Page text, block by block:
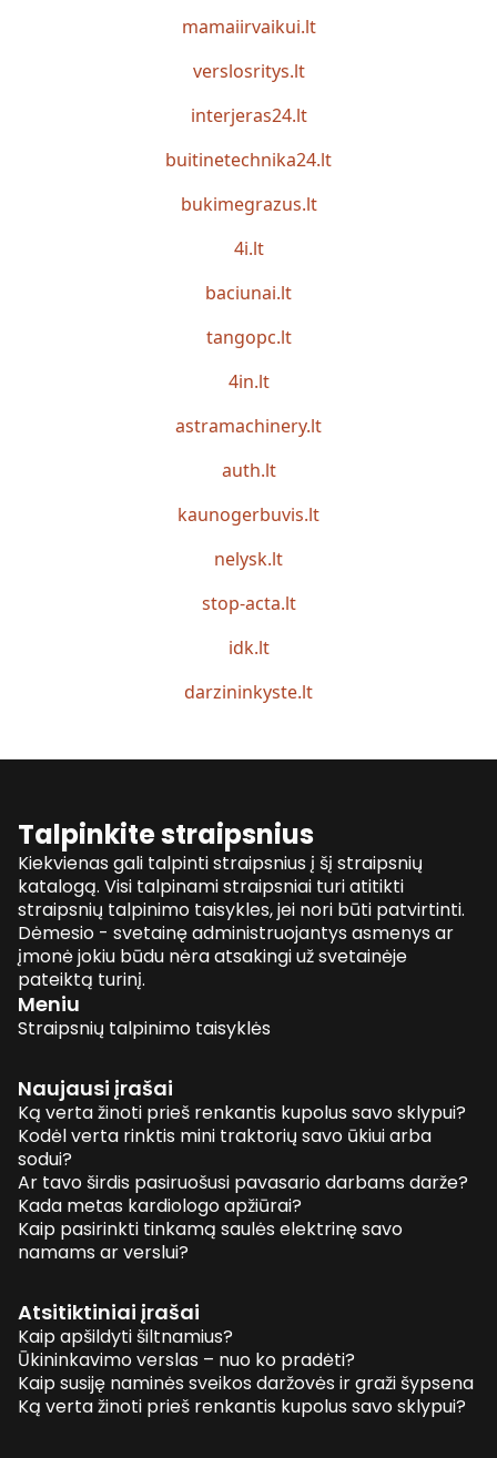
mamaiirvaikui.lt
verslosritys.lt
interjeras24.lt
buitinetechnika24.lt
bukimegrazus.lt
4i.lt
baciunai.lt
tangopc.lt
4in.lt
astramachinery.lt
auth.lt
kaunogerbuvis.lt
nelysk.lt
stop-acta.lt
idk.lt
darzininkyste.lt
Talpinkite straipsnius
Kiekvienas gali talpinti straipsnius į šį straipsnių
katalogą. Visi talpinami straipsniai turi atitikti
straipsnių talpinimo taisykles, jei nori būti patvirtinti.
Dėmesio - svetainę administruojantys asmenys ar
įmonė jokiu būdu nėra atsakingi už svetainėje
pateiktą turinį.
Meniu
Straipsnių talpinimo taisyklės
Naujausi įrašai
Ką verta žinoti prieš renkantis kupolus savo sklypui?
Kodėl verta rinktis mini traktorių savo ūkiui arba
sodui?
Ar tavo širdis pasiruošusi pavasario darbams darže?
Kada metas kardiologo apžiūrai?
Kaip pasirinkti tinkamą saulės elektrinę savo
namams ar verslui?
Atsitiktiniai įrašai
Kaip apšildyti šiltnamius?
Ūkininkavimo verslas – nuo ko pradėti?
Kaip susiję naminės sveikos daržovės ir graži šypsena
Ką verta žinoti prieš renkantis kupolus savo sklypui?